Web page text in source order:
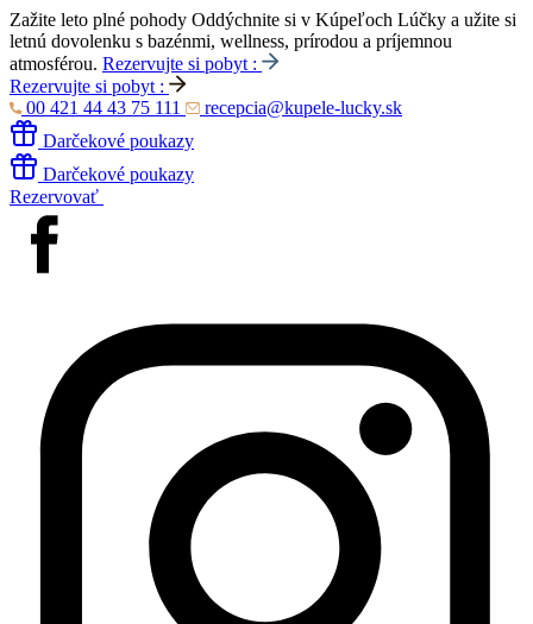
Zažite leto plné pohody Oddýchnite si v Kúpeľoch Lúčky a užite si
letnú dovolenku s bazénmi, wellness, prírodou a príjemnou
atmosférou. Rezervujte si pobyt :
Rezervujte si pobyt :
00 421 44 43 75 111
recepcia@kupele-lucky.sk
Darčekové poukazy
Darčekové poukazy
Rezervovať